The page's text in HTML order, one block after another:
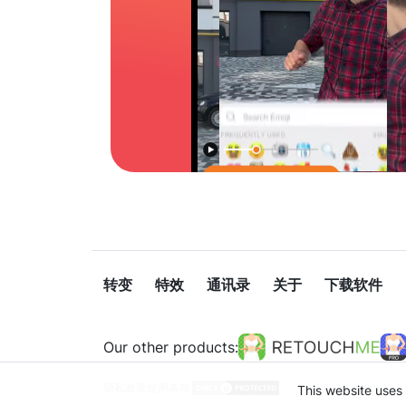
转变 特效 通讯录 关于 下载软件
Our other products:
This website